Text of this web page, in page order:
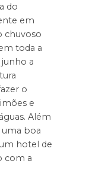
do
em
chuvoso
toda a
a
o
e
Além
uma boa
hotel de
com a